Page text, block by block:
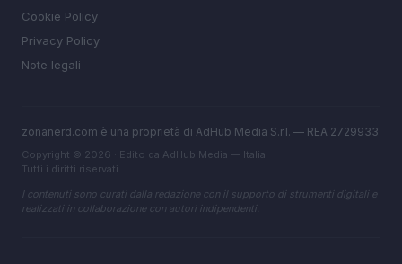
Cookie Policy
Privacy Policy
Note legali
zonanerd.com è una proprietà di AdHub Media S.r.l. — REA 2729933
Copyright © 2026 · Edito da AdHub Media — Italia
Tutti i diritti riservati
I contenuti sono curati dalla redazione con il supporto di strumenti digitali e
realizzati in collaborazione con autori indipendenti.